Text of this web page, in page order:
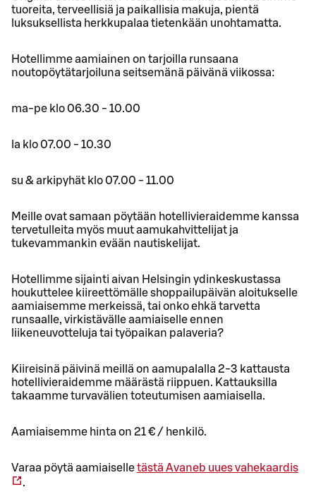
tuoreita, terveellisiä ja paikallisia makuja, pientä
luksuksellista herkkupalaa tietenkään unohtamatta.
Hotellimme aamiainen on tarjoilla runsaana
noutopöytätarjoiluna seitsemänä päivänä viikossa:
ma-pe klo 06.30 - 10.00
la klo 07.00 - 10.30
su & arkipyhät klo 07.00 - 11.00
Meille ovat samaan pöytään hotellivieraidemme kanssa
tervetulleita myös muut aamukahvittelijat ja
tukevammankin evään nautiskelijat.
Hotellimme sijainti aivan Helsingin ydinkeskustassa
houkuttelee kiireettömälle shoppailupäivän aloitukselle
aamiaisemme merkeissä, tai onko ehkä tarvetta
runsaalle, virkistävälle aamiaiselle ennen
liikeneuvotteluja tai työpaikan palaveria?
Kiireisinä päivinä meillä on aamupalalla 2-3 kattausta
hotellivieraidemme määrästä riippuen. Kattauksilla
takaamme turvavälien toteutumisen aamiaisella.
Aamiaisemme hinta on 21 € / henkilö.
Varaa pöytä aamiaiselletästä Avaneb uues vahekaardis
.